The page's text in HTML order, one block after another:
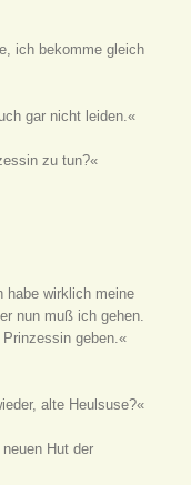
ich bekomme gleich
gar nicht leiden.«
zu tun?«
habe wirklich meine
nun muß ich gehen.
geben.«
alte Heulsuse?«
Hut der